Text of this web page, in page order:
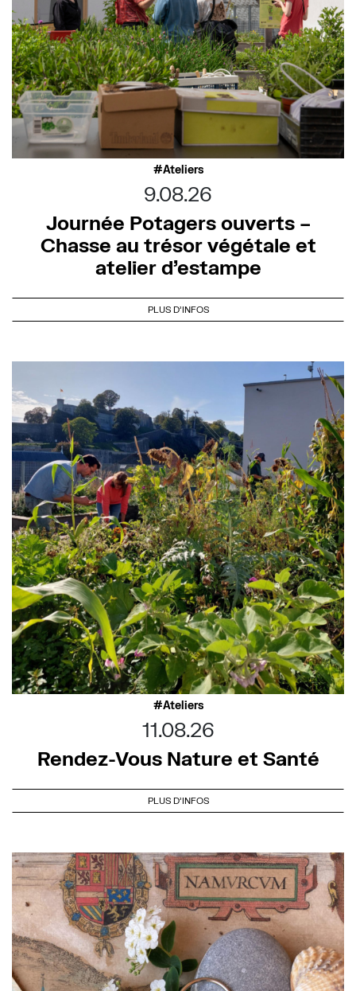
Ateliers
9.08.26
Journée Potagers ouverts –
Chasse au trésor végétale et
atelier d’estampe
PLUS D'INFOS
Ateliers
11.08.26
Rendez-Vous Nature et Santé
PLUS D'INFOS